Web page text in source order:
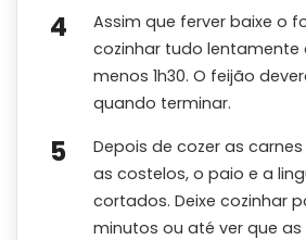
Assim que ferver baixe o
cozinhar tudo lentamente
menos 1h30. O feijão
quando terminar.
Depois de cozer as
as costelos, o paio e a
cortados. Deixe cozinhar
minutos ou até ver que